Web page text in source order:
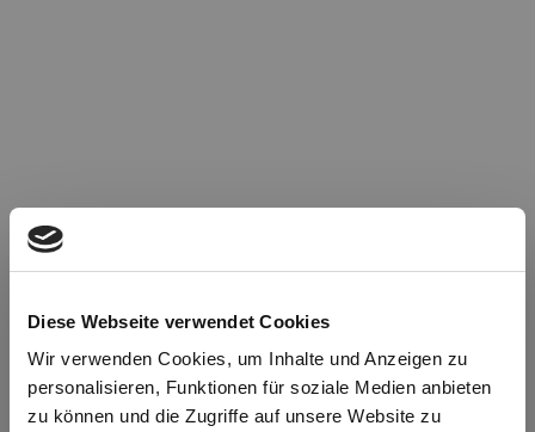
Diese Webseite verwendet Cookies
Wir verwenden Cookies, um Inhalte und Anzeigen zu
personalisieren, Funktionen für soziale Medien anbieten
zu können und die Zugriffe auf unsere Website zu